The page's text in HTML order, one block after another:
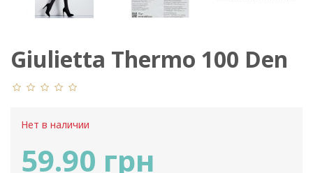
Giulietta Thermo 100 Den
Нет в наличии
59.90 грн